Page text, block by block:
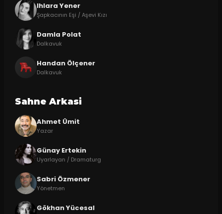
Ihlara Yener
Şapkacının Eşi / Aşevi Kızı
Damla Polat
Dalkavuk
Handan Ölçener
Dalkavuk
Sahne Arkasi
Ahmet Ümit
Yazar
Günay Ertekin
Uyarlayan / Dramaturg
Sabri Özmener
Yönetmen
Gökhan Yücesal